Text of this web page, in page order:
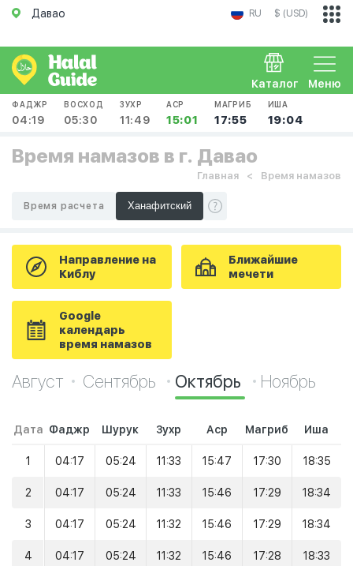
Давао RU $ (USD)
Меню
Каталог
ФАДЖР
04:19
ВОСХОД
05:30
ЗУХР
11:49
АСР
15:01
МАГРИБ
17:55
ИША
19:04
Время намазов в г. Давао
Главная Время намазов
Время расчета
Направление на
Киблу
Ближайшие
мечети
Google
календарь
время намазов
Август Сентябрь Октябрь Ноябрь
Дата Фаджр Шурук Зухр Аср Магриб Иша
1 04:17 05:24 11:33 15:47 17:30 18:35
2 04:17 05:24 11:33 15:46 17:29 18:34
3 04:17 05:24 11:32 15:46 17:29 18:34
4 04:17 05:24 11:32 15:46 17:28 18:33